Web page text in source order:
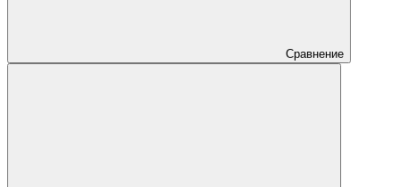
Сравнение